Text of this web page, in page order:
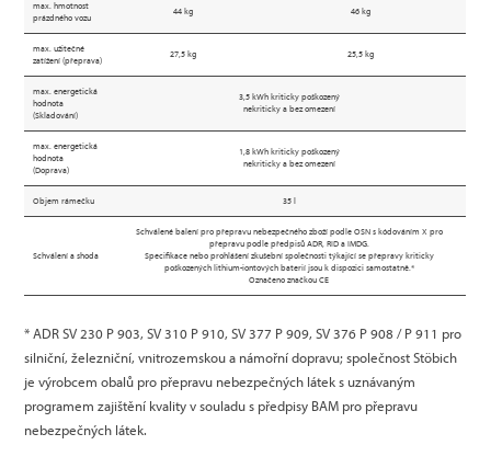
max. hmotnost
prázdného vozu
44 kg 46 kg
max. užitečné
zatížení (přeprava)
27,5 kg 25,5 kg
max. energetická
hodnota
(Skladování)
3,5 kWh kriticky poškozený
nekriticky a bez omezení
max. energetická
hodnota
(Doprava)
1,8 kWh kriticky poškozený
nekriticky a bez omezení
Objem rámečku 35 l
Schválení a shoda
Schválené balení pro přepravu nebezpečného zboží podle OSN s kódováním X pro
přepravu podle předpisů ADR, RID a IMDG.
Specifikace nebo prohlášení zkušební společnosti týkající se přepravy kriticky
poškozených lithium-iontových baterií jsou k dispozici samostatně.*
Označeno značkou CE
* ADR SV 230 P 903, SV 310 P 910, SV 377 P 909, SV 376 P 908 / P 911 pro
silniční, železniční, vnitrozemskou a námořní dopravu; společnost Stöbich
je výrobcem obalů pro přepravu nebezpečných látek s uznávaným
programem zajištění kvality v souladu s předpisy BAM pro přepravu
nebezpečných látek.